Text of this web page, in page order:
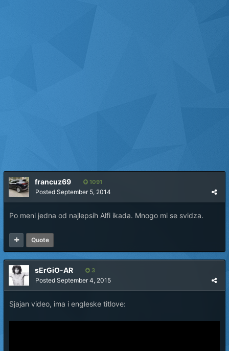
francuz69 1091
Posted September 5, 2014
Po meni jedna od najlepsih Alfi ikada. Mnogo mi se svidza.
Quote
sErGiO-AR 3
Posted September 4, 2015
Sjajan video, ima i engleske titlove: